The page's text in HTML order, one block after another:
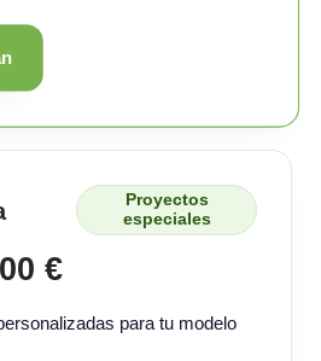
Proyectos
especiales
€
para tu modelo